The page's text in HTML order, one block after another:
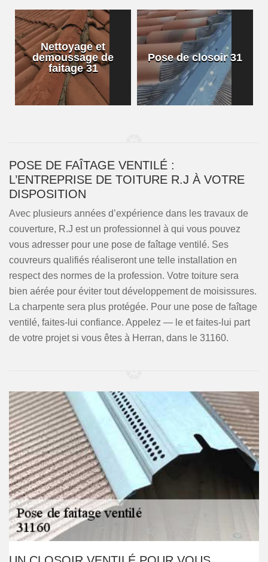
Nettoyage et
demoussage de
faitage 31
Pose de closoir 31
POSE DE FAÎTAGE VENTILÉ :
L’ENTREPRISE DE TOITURE R.J À VOTRE
DISPOSITION
Avec plusieurs années d’expérience dans les travaux de
couverture, R.J est un professionnel à qui vous pouvez
vous adresser pour une pose de faîtage ventilé. Ses
couvreurs qualifiés réaliseront une telle installation en
respect des normes de la profession. Votre toiture sera
bien aérée pour éviter tout développement de moisissures.
La charpente sera plus protégée. Pour une pose de faîtage
ventilé, faites-lui confiance. Appelez — le et faites-lui part
de votre projet si vous êtes à Herran, dans le 31160.